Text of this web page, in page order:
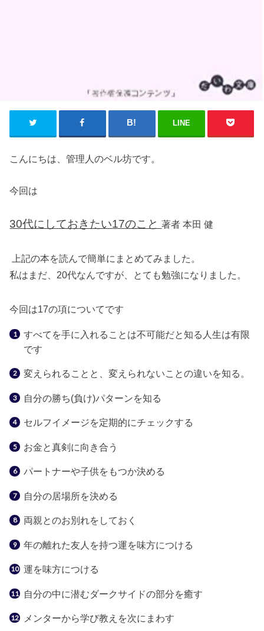
LINE
こんにちは、管理人のベル坊です。
今回は
30代にしておきたい17のこと著者 本田 健
上記の本を読んで簡単にまとめてみました。
私はまだ、20代なんですが、とても勉強になりました。
今回は17の項についてです
すべてを手に入れることは不可能だと知る人生は有限
です
変えられることと、変えられないことの違いを知る。
自分の勝ち(負け)パターンを知る
セルフイメージを定期的にチェックする
お金と真剣に向き合う
パートナーや子供をもつか決める
自分の居場所を決める
両親とのお別れをしておく
年の離れた友人を持つ運を味方につける
運を味方につける
自分の中に潜むダークサイドの部分を癒す
メンターから学び教えを次にまわす